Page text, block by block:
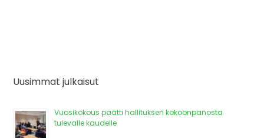
Uusimmat julkaisut
Vuosikokous päätti hallituksen kokoonpanosta
tulevalle kaudelle